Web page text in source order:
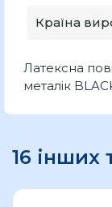
Країна
Латексна
металік
16 інших